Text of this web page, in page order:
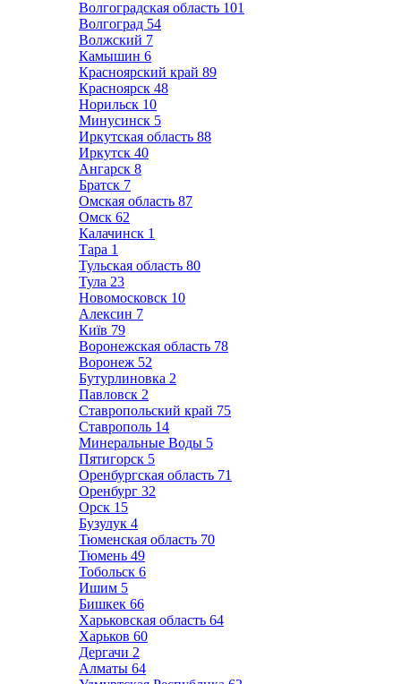
Волгоградская область 101
Волгоград 54
Волжский 7
Камышин 6
Красноярский край 89
Красноярск 48
Норильск 10
Минусинск 5
Иркутская область 88
Иркутск 40
Ангарск 8
Братск 7
Омская область 87
Омск 62
Калачинск 1
Тара 1
Тульская область 80
Тула 23
Новомосковск 10
Алексин 7
Київ 79
Воронежская область 78
Воронеж 52
Бутурлиновка 2
Павловск 2
Ставропольский край 75
Ставрополь 14
Минеральные Воды 5
Пятигорск 5
Оренбургская область 71
Оренбург 32
Орск 15
Бузулук 4
Тюменская область 70
Тюмень 49
Тобольск 6
Ишим 5
Бишкек 66
Харьковская область 64
Харьков 60
Дергачи 2
Алматы 64